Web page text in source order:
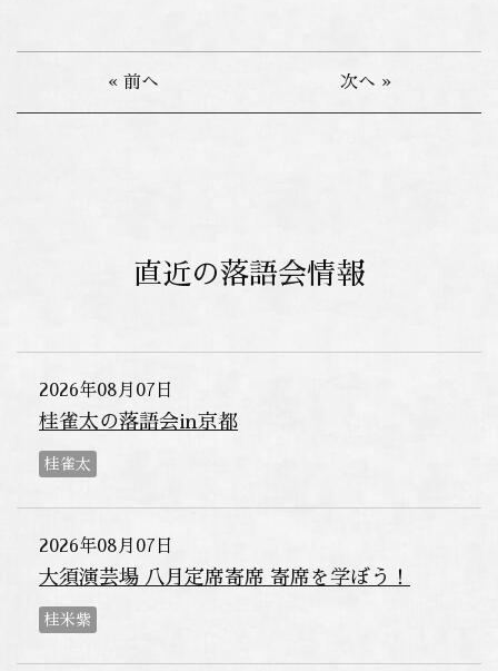
« 前へ 次へ »
直近の落語会情報
2026年08月07日
桂雀太の落語会in京都
桂雀太
2026年08月07日
大須演芸場 八月定席寄席 寄席を学ぼう！
桂米紫